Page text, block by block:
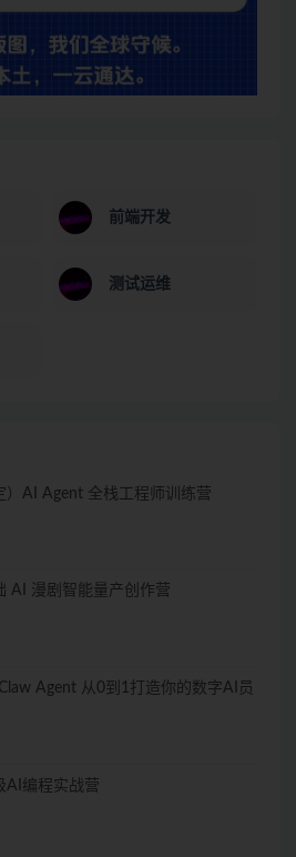
前端开发
测试运维
）AI Agent 全栈工程师训练营
AI 漫剧智能量产创作营
Agent 从0到1打造你的数字AI员
AI编程实战营